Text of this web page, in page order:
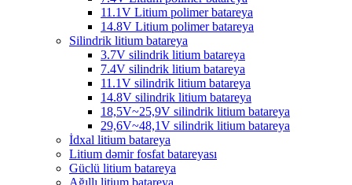
11.1V Litium polimer batareya
14.8V Litium polimer batareya
Silindrik litium batareya
3.7V silindrik litium batareya
7.4V silindrik litium batareya
11.1V silindrik litium batareya
14.8V silindrik litium batareya
18,5V~25,9V silindrik litium batareya
29,6V~48,1V silindrik litium batareya
İdxal litium batareya
Litium dəmir fosfat batareyası
Güclü litium batareya
Ağıllı litium batareya